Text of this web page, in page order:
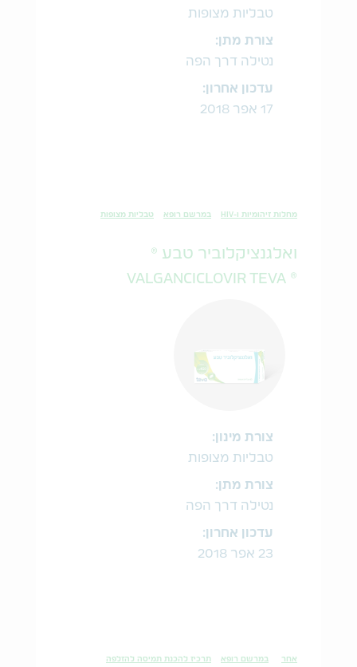
טבליות מצופות
צורת מתן:
נטילה דרך הפה
עדכון אחרון:
17 אפר 2018
מחלות זיהומיות ו-HIV במרשם רופא טבליות מצופות
ואלגנציקלוביר טבע ®
® VALGANCICLOVIR TEVA
צורת מינון:
טבליות מצופות
צורת מתן:
נטילה דרך הפה
עדכון אחרון:
23 אפר 2018
אחר במרשם רופא תרכיז להכנת תמיסה להזלפה